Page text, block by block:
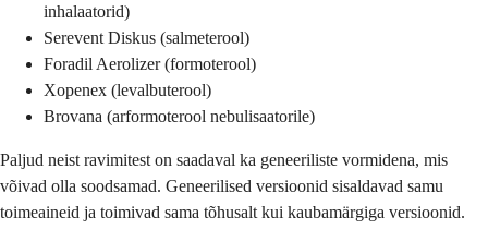
inhalaatorid)
Serevent Diskus (salmeterool)
Foradil Aerolizer (formoterool)
Xopenex (levalbuterool)
Brovana (arformoterool nebulisaatorile)
Paljud neist ravimitest on saadaval ka geneeriliste vormidena, mis
võivad olla soodsamad. Geneerilised versioonid sisaldavad samu
toimeaineid ja toimivad sama tõhusalt kui kaubamärgiga versioonid.